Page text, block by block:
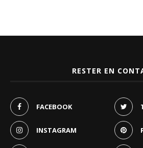
RESTER EN
FACEBOOK
INSTAGRAM